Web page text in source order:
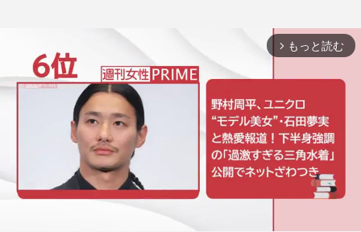
arrow_forward_ios もっと読む